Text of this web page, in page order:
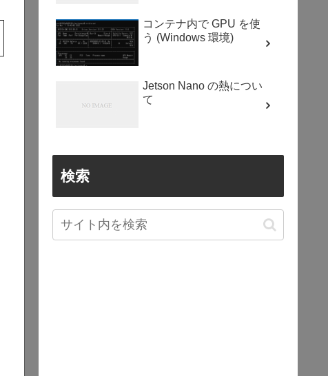
コンテナ内で GPU を使
う (Windows 環境)
Jetson Nano の熱につい
て
検索